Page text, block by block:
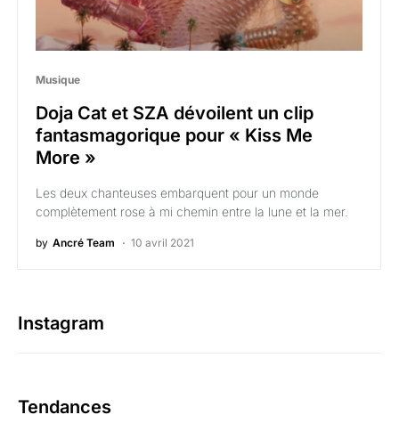
Musique
Doja Cat et SZA dévoilent un clip
fantasmagorique pour « Kiss Me
More »
Les deux chanteuses embarquent pour un monde
complètement rose à mi chemin entre la lune et la mer.
by Ancré Team 10 avril 2021
Instagram
Tendances